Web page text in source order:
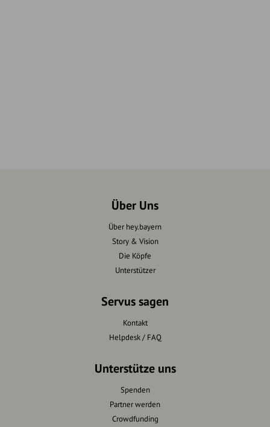
Über Uns
Über hey.bayern
Story & Vision
Die Köpfe
Unterstützer
Servus sagen
Kontakt
Helpdesk / FAQ
Unterstütze uns
Spenden
Partner werden
Crowdfunding